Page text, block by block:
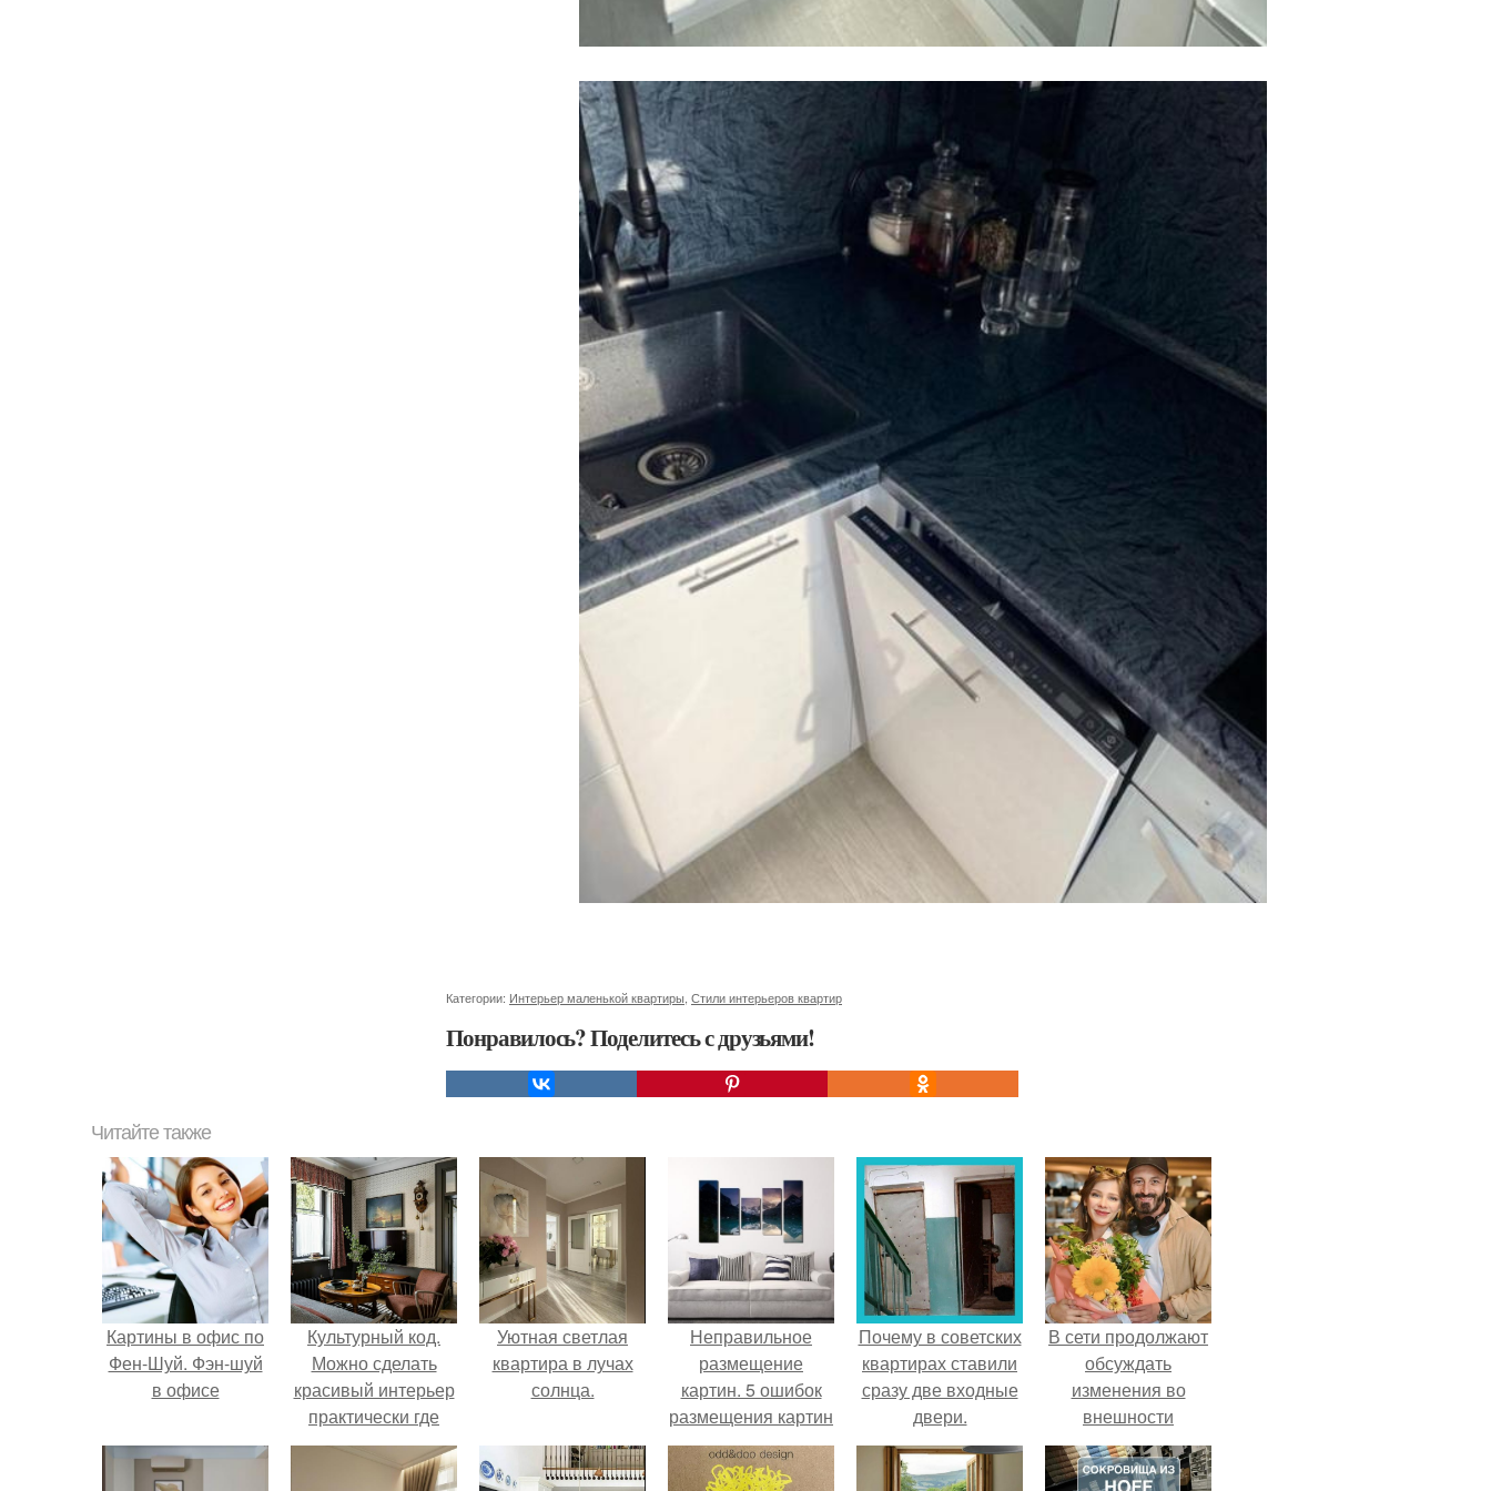
Категории: Интерьер маленькой квартиры, Стили интерьеров квартир
Понравилось? Поделитесь с друзьями!
Читайте также
Картины в офис по
Фен-Шуй. Фэн-шуй
в офисе
Культурный код.
Можно сделать
красивый интерьер
практически где
угодно.
Уютная светлая
квартира в лучах
солнца.
Неправильное
размещение
картин. 5 ошибок
размещения картин
на стенах
Почему в советских
квартирах ставили
сразу две входные
двери.
В сети продолжают
обсуждать
изменения во
внешности
актрисы.